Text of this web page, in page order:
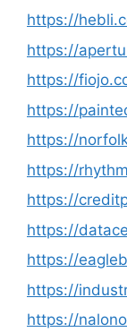
https://
https://
https://
https://
https://
https://
https://
https://
https://
https://
https://